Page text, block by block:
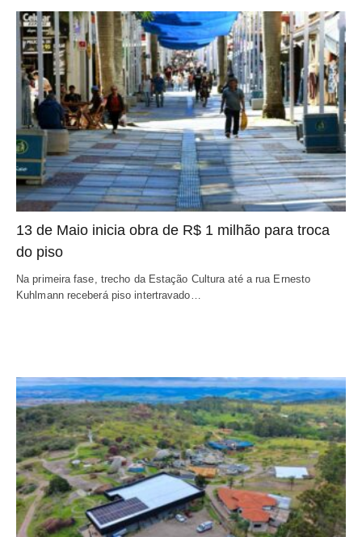
13 de Maio inicia obra de R$ 1 milhão para troca
do piso
Na primeira fase, trecho da Estação Cultura até a rua Ernesto
Kuhlmann receberá piso intertravado…